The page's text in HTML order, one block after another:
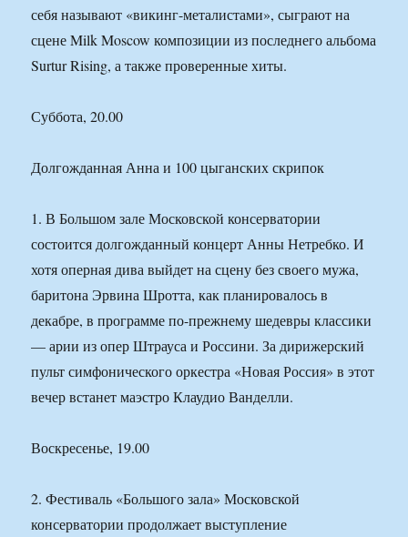
себя называют «викинг-металистами», сыграют на
сцене Milk Moscow композиции из последнего альбома
Surtur Rising, а также проверенные хиты.
Суббота, 20.00
Долгожданная Анна и 100 цыганских скрипок
1. В Большом зале Московской консерватории
состоится долгожданный концерт Анны Нетребко. И
хотя оперная дива выйдет на сцену без своего мужа,
баритона Эрвина Шротта, как планировалось в
декабре, в программе по-прежнему шедевры классики
— арии из опер Штрауса и Россини. За дирижерский
пульт симфонического оркестра «Новая Россия» в этот
вечер встанет маэстро Клаудио Ванделли.
Воскресенье, 19.00
2. Фестиваль «Большого зала» Московской
консерватории продолжает выступление